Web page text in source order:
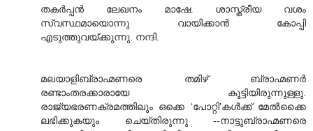
തകര്‍പ്പന്‍ ലേഖനം മാഷേ. ശാസ്ത്രീയ വശം
സ്വസ്ഥമായൊന്നു വായിക്കാന്‍ കോപ്പി
എടുത്തുവയ്ക്കുന്നു. നന്ദി.
മലയാളിബ്രാഹ്മണരെ തമിഴ് ബ്രാഹ്മണര്‍
രണ്ടാംതരക്കാരായേ കൂട്ടിയിരുന്നുള്ളു.
രാജ്യഭരണക്രമത്തിലും ഒക്കെ ‘പോറ്റി’കള്‍ക്ക് മേല്‍ക്കൈ
ലഭിക്കുകയും ചെയ്തിരുന്നു --നാട്ടുബ്രാഹ്മണരെ